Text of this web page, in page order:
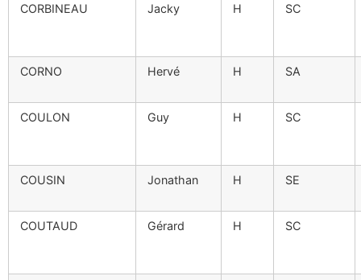
CORBINEAU Jacky H SC
CORNO Hervé H SA
COULON Guy H SC
COUSIN Jonathan H SE
COUTAUD Gérard H SC